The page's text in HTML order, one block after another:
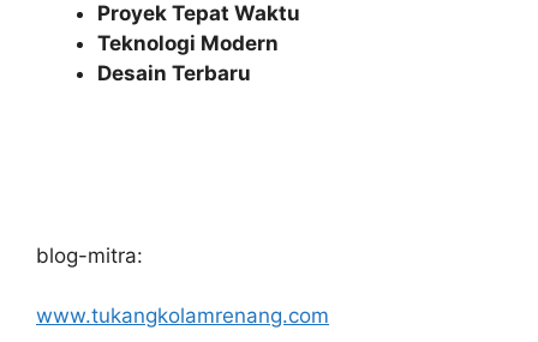
Proyek Tepat Waktu
Teknologi Modern
Desain Terbaru
blog-mitra:
www.tukangkolamrenang.com